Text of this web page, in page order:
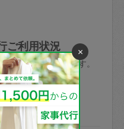
ャンセル＝依頼
額
午前9時開始の場
はキャンセル料が
象外となるので
ください：初めて
くてはいけない点
ご利用状況
元に掲載しています。
日は？
×